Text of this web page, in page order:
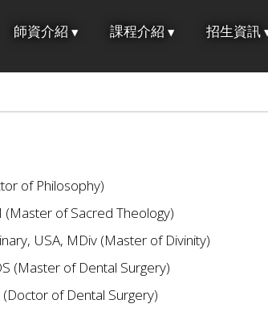
師資介紹 課程介紹 招生資訊
of Philosophy)
(Master of Sacred Theology)
USA, MDiv (Master of Divinity)
(Master of Dental Surgery)
of Dental Surgery)